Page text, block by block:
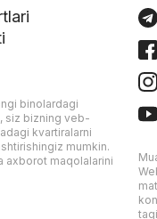
binolardagi
siz bizning veb-
kvartiralarni
mumkin.
axborot maqolalarini